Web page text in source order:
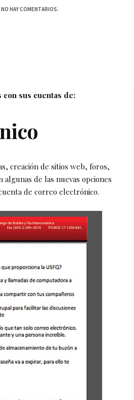
NO HAY COMENTARIOS.
sus cuentas de:
creación de sitios web, foros,
de las nuevas opciones
de correo electrónico.